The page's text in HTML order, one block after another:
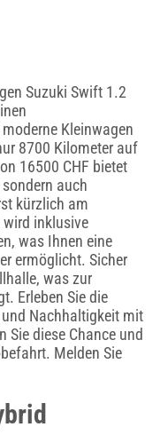
Suzuki Swift 1.2
Kleinwagen
8700 Kilometer auf
16500 CHF bietet
auch
kürzlich am
inklusive
was Ihnen eine
ermöglicht. Sicher
was zur
Erleben Sie die
Nachhaltigkeit mit
Sie diese Chance und
Melden Sie